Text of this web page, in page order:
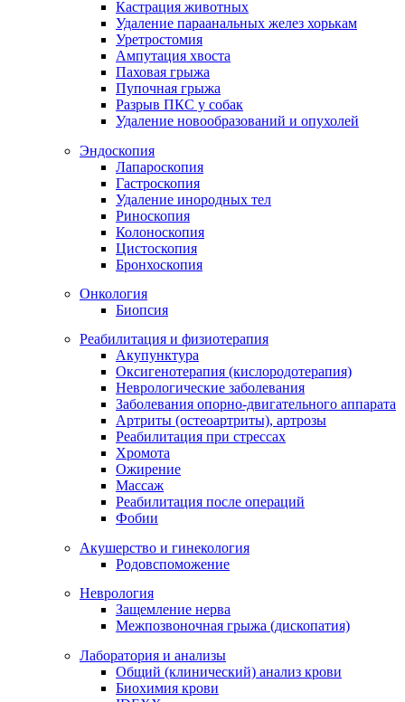
Кастрация животных
Удаление параанальных желез хорькам
Уретростомия
Ампутация хвоста
Паховая грыжа
Пупочная грыжа
Разрыв ПКС у собак
Удаление новообразований и опухолей
Эндоскопия
Лапароскопия
Гастроскопия
Удаление инородных тел
Риноскопия
Колоноскопия
Цистоскопия
Бронхоскопия
Онкология
Биопсия
Реабилитация и физиотерапия
Акупунктура
Оксигенотерапия (кислородотерапия)
Неврологические заболевания
Заболевания опорно-двигательного аппарата
Артриты (остеоартриты), артрозы
Реабилитация при стрессах
Хромота
Ожирение
Массаж
Реабилитация после операций
Фобии
Акушерство и гинекология
Родовспоможение
Неврология
Защемление нерва
Межпозвоночная грыжа (дископатия)
Лаборатория и анализы
Общий (клинический) анализ крови
Биохимия крови